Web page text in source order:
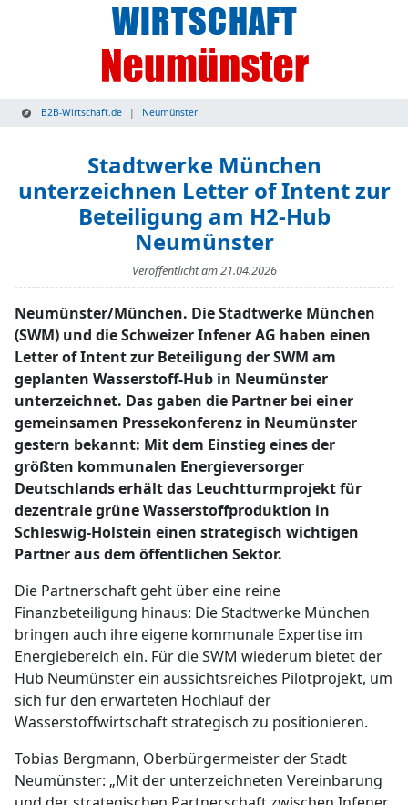
B2B-Wirtschaft.de Neumünster
Stadtwerke München
unterzeichnen Letter of Intent zur
Beteiligung am H2-Hub
Neumünster
Veröffentlicht am21.04.2026
Neumünster/München. Die Stadtwerke München
(SWM) und die Schweizer Infener AG haben einen
Letter of Intent zur Beteiligung der SWM am
geplanten Wasserstoff-Hub in Neumünster
unterzeichnet. Das gaben die Partner bei einer
gemeinsamen Pressekonferenz in Neumünster
gestern bekannt: Mit dem Einstieg eines der
größten kommunalen Energieversorger
Deutschlands erhält das Leuchtturmprojekt für
dezentrale grüne Wasserstoffproduktion in
Schleswig-Holstein einen strategisch wichtigen
Partner aus dem öffentlichen Sektor.
Die Partnerschaft geht über eine reine
Finanzbeteiligung hinaus: Die Stadtwerke München
bringen auch ihre eigene kommunale Expertise im
Energiebereich ein. Für die SWM wiederum bietet der
Hub Neumünster ein aussichtsreiches Pilotprojekt, um
sich für den erwarteten Hochlauf der
Wasserstoffwirtschaft strategisch zu positionieren.
Tobias Bergmann, Oberbürgermeister der Stadt
Neumünster: „Mit der unterzeichneten Vereinbarung